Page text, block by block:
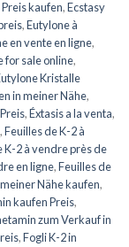
kaufen,Ecstasy
,Eutylone à
en vente en ligne,
for sale online,
Kristalle
in meiner Nähe,
,Éxtasis a la venta,
,Feuilles de K-2 à
K-2 à vendre près de
en ligne,Feuilles de
Nähe kaufen,
kaufen Preis,
zum Verkauf in
,Fogli K-2 in